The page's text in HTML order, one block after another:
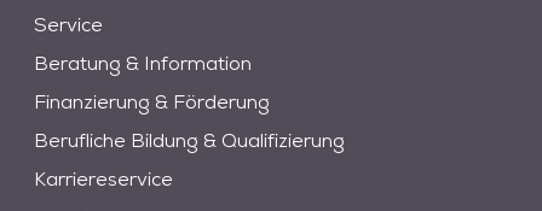
Service
Beratung & Information
Finanzierung & Förderung
Berufliche Bildung & Qualifizierung
Karriereservice